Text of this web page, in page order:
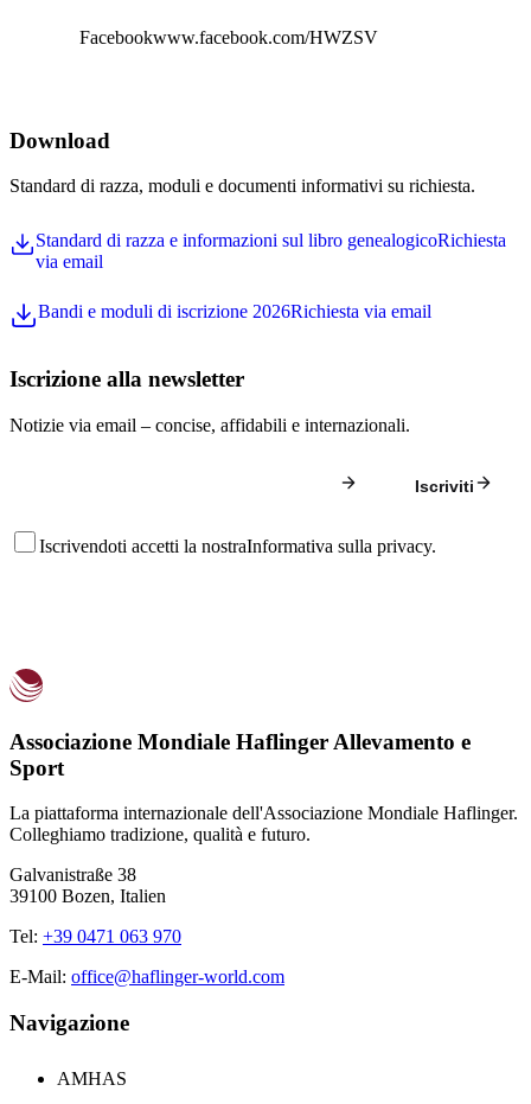
Facebookwww.facebook.com/HWZSV
Download
Standard di razza, moduli e documenti informativi su richiesta.
Standard di razza e informazioni sul libro genealogicoRichiesta
via email
Bandi e moduli di iscrizione 2026Richiesta via email
Iscrizione alla newsletter
Notizie via email – concise, affidabili e internazionali.
Iscriviti
Iscrivendoti accetti la nostraInformativa sulla privacy.
Associazione Mondiale Haflinger Allevamento e
Sport
La piattaforma internazionale dell'Associazione Mondiale Haflinger.
Colleghiamo tradizione, qualità e futuro.
Galvanistraße 38
39100 Bozen, Italien
Tel: +39 0471 063 970
E-Mail: office@haflinger-world.com
Navigazione
AMHAS